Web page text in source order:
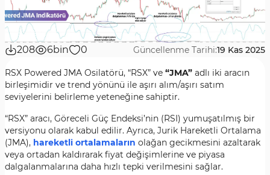
208 6bin 0 Güncellenme Tarihi:19 Kas 2025
RSX Powered JMA Osilatörü, “RSX” ve “JMA” adlı iki aracın
birleşimidir ve trend yönünü ile aşırı alım/aşırı satım
seviyelerini belirleme yeteneğine sahiptir.
“RSX” aracı, Göreceli Güç Endeksi’nin (RSI) yumuşatılmış bir
versiyonu olarak kabul edilir. Ayrıca, Jurik Hareketli Ortalama
(JMA), hareketli ortalamaların olağan gecikmesini azaltarak
veya ortadan kaldırarak fiyat değişimlerine ve piyasa
dalgalanmalarına daha hızlı tepki verilmesini sağlar.